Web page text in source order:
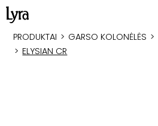
PRODUKTAI > GARSO KOLONĖLĖS >
> ELYSIAN CR